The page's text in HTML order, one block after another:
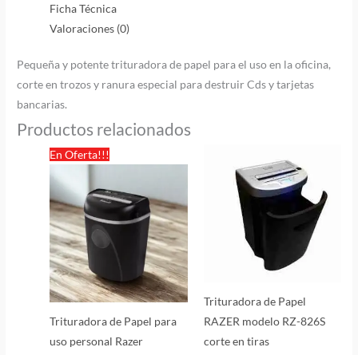
Ficha Técnica
Valoraciones (0)
Pequeña y potente trituradora de papel para el uso en la oficina,
corte en trozos y ranura especial para destruir Cds y tarjetas
bancarias.
Productos relacionados
En Oferta!!!
Trituradora de Papel para
uso personal Razer
El
precio
era:
S/550.00.
precio
S/469.00.
Trituradora de Papel
RAZER modelo RZ-826S
corte en tiras